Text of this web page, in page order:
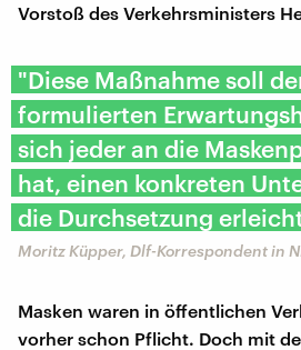
Vorstoß des Verkehrsministers
"Diese Maßnahme soll
formulierten
sich jeder an die
hat, einen konkreten
die Durchsetzung
Moritz Küpper, Dlf-Korrespondent in
Masken waren in öffentlichen
vorher schon Pflicht. Doch mit